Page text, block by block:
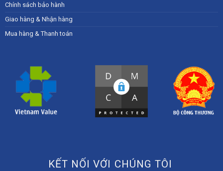
Chính sách bảo hành
Giao hàng & Nhận hàng
Mua hàng & Thanh toán
KẾT NỐI VỚI CHÚNG TÔI